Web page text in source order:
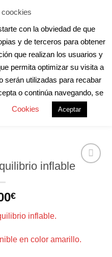
Registro
inflable
€
inflable.
en color amarillo.
coockies
con la obviedad de que
y de terceros para obtener
que realizan los usuarios y
permita optimizar su visita a
serán utilizadas para recabar
o continúa navegando, se
Cookies Aceptar